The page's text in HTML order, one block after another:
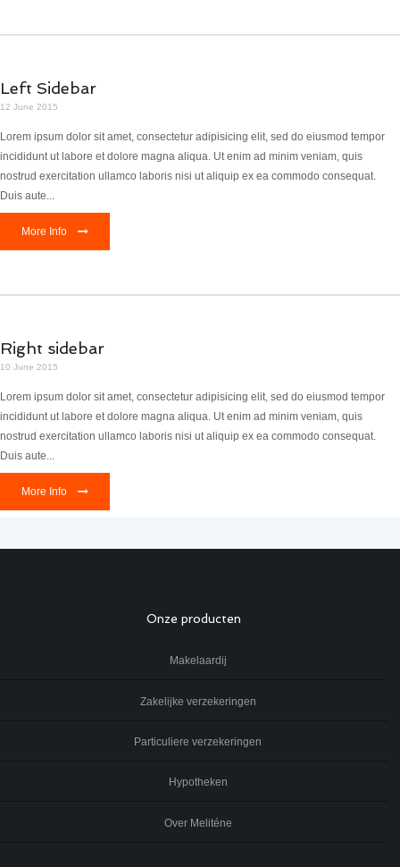
Left Sidebar
12 June 2015
Lorem ipsum dolor sit amet, consectetur adipisicing elit, sed do eiusmod tempor
incididunt ut labore et dolore magna aliqua. Ut enim ad minim veniam, quis
nostrud exercitation ullamco laboris nisi ut aliquip ex ea commodo consequat.
Duis aute...
More Info
Right sidebar
10 June 2015
Lorem ipsum dolor sit amet, consectetur adipisicing elit, sed do eiusmod tempor
incididunt ut labore et dolore magna aliqua. Ut enim ad minim veniam, quis
nostrud exercitation ullamco laboris nisi ut aliquip ex ea commodo consequat.
Duis aute...
More Info
Onze producten
Makelaardij
Zakelijke verzekeringen
Particuliere verzekeringen
Hypotheken
Over Meliténe